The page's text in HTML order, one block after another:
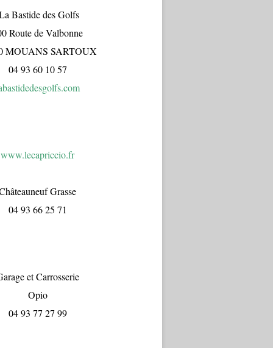
Bastide des Golfs
Route de Valbonne
MOUANS SARTOUX
04 93 60 10 57
www.lecapriccio.fr
Grasse
04 93 66 25 71
et Carrosserie
Opio
04 93 77 27 99